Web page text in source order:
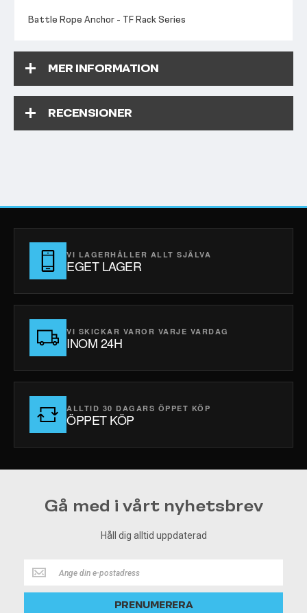
Battle Rope Anchor - TF Rack Series
MER INFORMATION
RECENSIONER
VI LAGERHÅLLER ALLT SJÄLVA
EGET LAGER
VI SKICKAR VAROR VARJE VARDAG
INOM 24H
ALLTID 30 DAGARS ÖPPET KÖP
ÖPPET KÖP
Gå med i vårt nyhetsbrev
Håll dig alltid uppdaterad
Håll
dig
alltid
PRENUMERERA